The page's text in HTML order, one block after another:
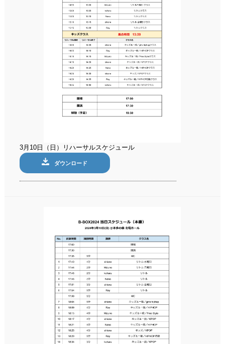
3月10日（日）リハーサルスケジュール
ダウンロード